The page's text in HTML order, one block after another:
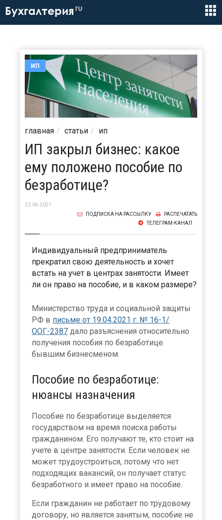
Бухгалтерия ru
ИП
главная статьи ип
ИП закрыл бизнес: какое
ему положено пособие по
безработице?
23.06.2021
РАСПЕЧАТАТЬ
ПОДПИСКА НА РАССЫЛКУ
ТЕЛЕГРАМ-КАНАЛ
Индивидуальный предприниматель
прекратил свою деятельность и хочет
встать на учет в центрах занятости. Имеет
ли он право на пособие, и в каком размере?
Министерство труда и социальной защиты
РФ в письме от 19.04.2021 г. № 16-1/
ООГ-2387 дало разъяснения относительно
получения пособия по безработице
бывшим бизнесменом.
Пособие по безработице:
нюансы назначения
Пособие по безработице выделяется
государством на время поиска работы
гражданином. Его получают те, кто стоит на
учете в центре занятости. Если человек не
может трудоустроиться, потому что нет
подходящих вакансий, он получает статус
безработного и имеет право на пособие.
Если гражданин не работает по трудовому
договору, но является занятым, пособие не